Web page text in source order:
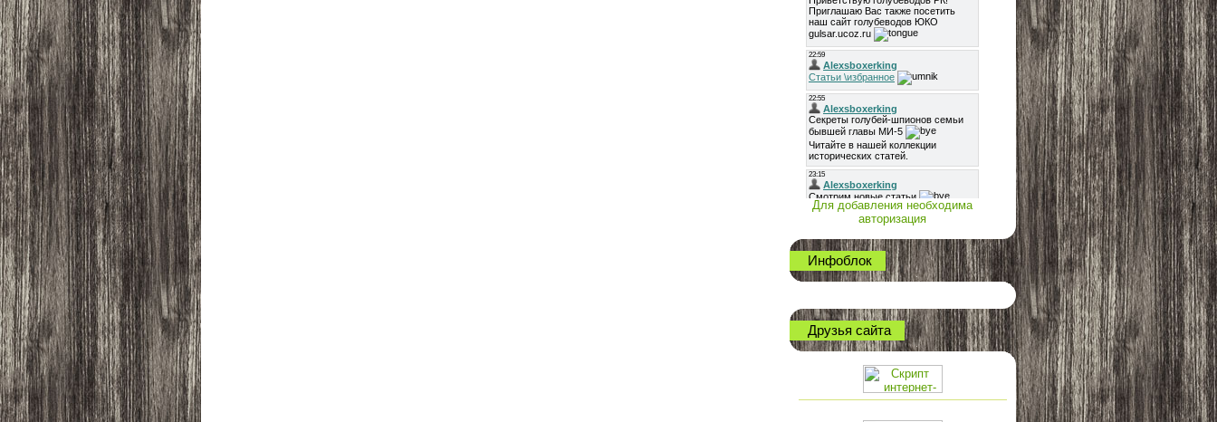
Для добавления необходима
авторизация
Инфоблок
Друзья сайта